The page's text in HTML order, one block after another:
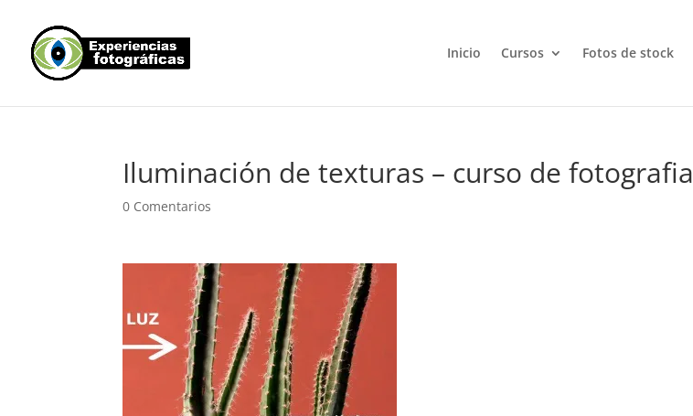
Inicio Cursos Fotos de stock
Iluminación de texturas – curso de fotografia
0 Comentarios